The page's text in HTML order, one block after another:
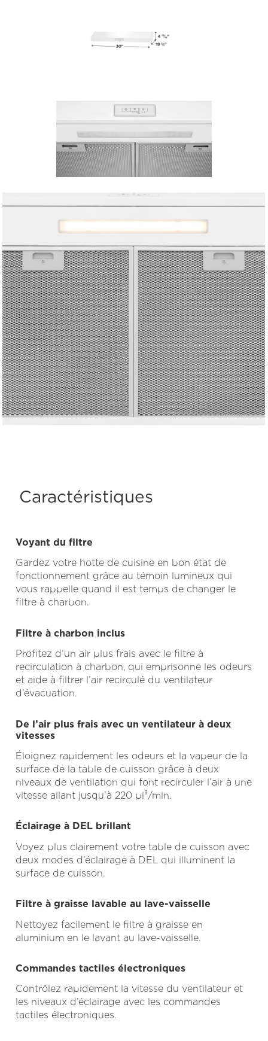
Caractéristiques
Voyant du filtre
Gardez votre hotte de cuisine en bon état de
fonctionnement grâce au témoin lumineux qui
vous rappelle quand il est temps de changer le
filtre à charbon.
Filtre à charbon inclus
Profitez d’un air plus frais avec le filtre à
recirculation à charbon, qui emprisonne les odeurs
et aide à filtrer l’air recirculé du ventilateur
d’évacuation.
De l’air plus frais avec un ventilateur à deux
vitesses
Éloignez rapidement les odeurs et la vapeur de la
surface de la table de cuisson grâce à deux
niveaux de ventilation qui font recirculer l’air à une
vitesse allant jusqu’à 220 pi³/min.
Éclairage à DEL brillant
Voyez plus clairement votre table de cuisson avec
deux modes d’éclairage à DEL qui illuminent la
surface de cuisson.
Filtre à graisse lavable au lave-vaisselle
Nettoyez facilement le filtre à graisse en
aluminium en le lavant au lave-vaisselle.
Commandes tactiles électroniques
Contrôlez rapidement la vitesse du ventilateur et
les niveaux d’éclairage avec les commandes
tactiles électroniques.